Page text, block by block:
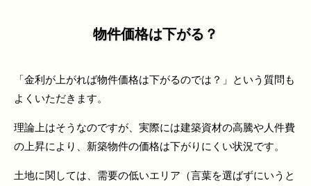
物件価格は下がる？
「金利が上がれば物件価格は下がるのでは？」という質問も
よくいただきます。
理論上はそうなのですが、実際には建築資材の高騰や人件費
の上昇により、新築物件の価格は下がりにくい状況です。
土地に関しては、需要の低いエリア（言葉を選ばずにいうと